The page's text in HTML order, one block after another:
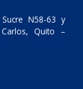
N58-63 y
Quito –